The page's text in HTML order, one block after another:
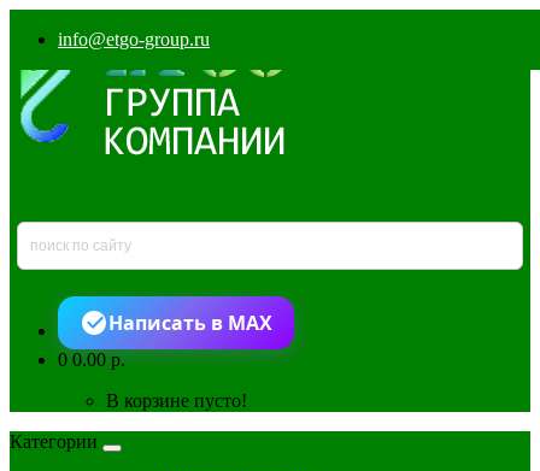
info@etgo-group.ru
Написать в MAX
00.00 р.
В корзине пусто!
Категории